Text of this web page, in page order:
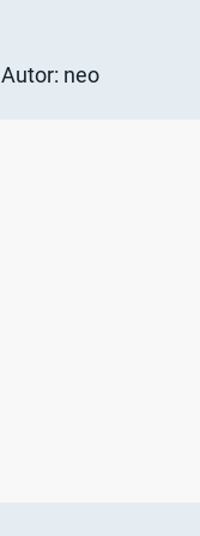
Autor: neo